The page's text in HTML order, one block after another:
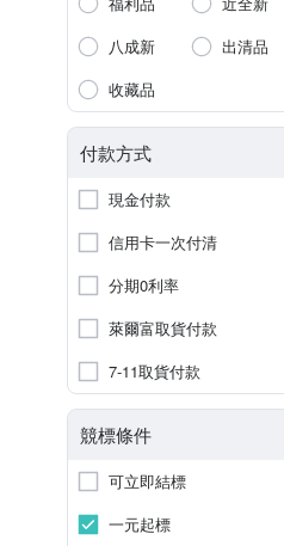
八成新
出清品
收藏品
付款方式
現金付款
信用卡一次付清
分期0利率
萊爾富取貨付款
7-11取貨付款
競標條件
可立即結標
一元起標